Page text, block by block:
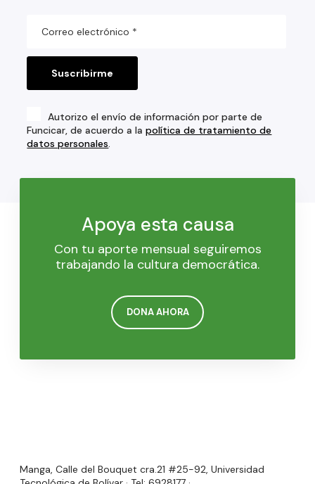
Autorizo el envío de información por parte de
Funcicar, de acuerdo a lapolítica de tratamiento de
datos personales.
Apoya esta causa
Con tu aporte mensual seguiremos
trabajando la cultura democrática.
DONA AHORA
Manga, Calle del Bouquet cra.21 #25-92, Universidad